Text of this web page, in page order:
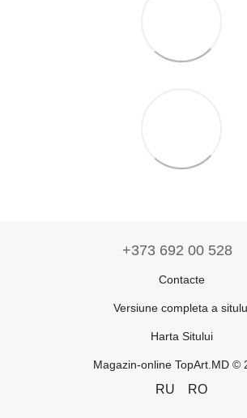
+373 692 00 528
Contacte
Versiune completa a
Harta Sitului
Magazin-online TopArt.MD ©
RU RO